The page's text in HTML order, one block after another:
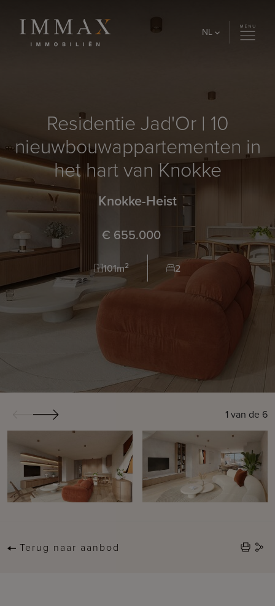
NL
Residentie Jad'Or | 10
nieuwbouwappartementen in
het hart van Knokke
Knokke-Heist
€ 655.000
101m2 2
1 van de 6
Terug naar aanbod